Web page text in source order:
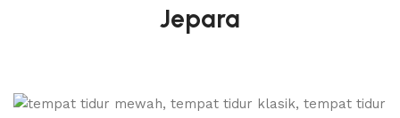
Jepara